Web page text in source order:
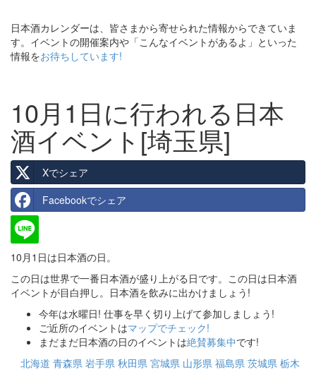
日本酒カレンダーは、皆さまから寄せられた情報からできていま
す。イベントの開催案内や「こんなイベントがあるよ」といった
情報をお待ちしています!
10月1日に行われる日本
酒イベント[埼玉県]
Xでシェア
Facebookでシェア
10月1日は日本酒の日。
この日は世界で一番日本酒が盛り上がる日です。この日は日本酒
イベントが目白押し。日本酒を飲みに出かけましょう!
今年は水曜日! 仕事を早く切り上げて参加しましょう!
ご近所のイベントはマップでチェック!
まだまだ日本酒の日のイベントは絶賛募集中です!
北海道 青森県 岩手県 秋田県 宮城県 山形県 福島県 茨城県 栃木